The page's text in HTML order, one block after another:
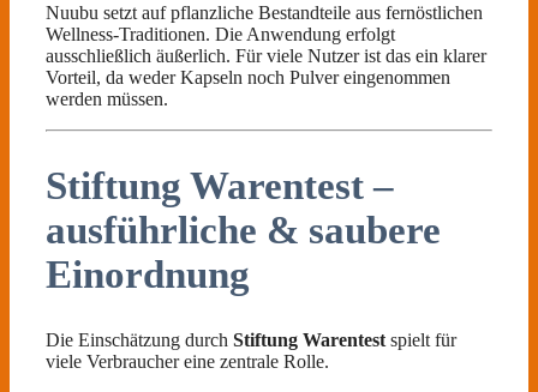
Nuubu setzt auf pflanzliche Bestandteile aus fernöstlichen
Wellness-Traditionen. Die Anwendung erfolgt
ausschließlich äußerlich. Für viele Nutzer ist das ein klarer
Vorteil, da weder Kapseln noch Pulver eingenommen
werden müssen.
Stiftung Warentest –
ausführliche & saubere
Einordnung
Die Einschätzung durch Stiftung Warentestspielt für
viele Verbraucher eine zentrale Rolle.